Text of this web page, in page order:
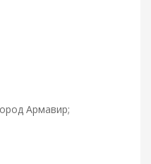
Армавир;